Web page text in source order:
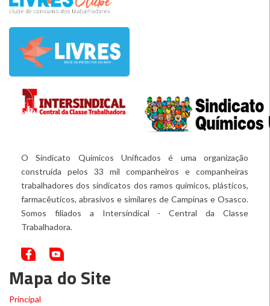
O Sindicato Químicos Unificados é uma organização
construída pelos 33 mil companheiros e companheiras
trabalhadores dos sindicatos dos ramos químicos, plásticos,
farmacêuticos, abrasivos e similares de Campinas e Osasco.
Somos filiados a Intersindical - Central da Classe
Trabalhadora.
Mapa do Site
Principal